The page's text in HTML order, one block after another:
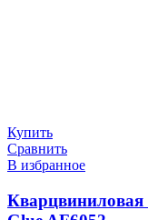
Купить
Сравнить
В избранное